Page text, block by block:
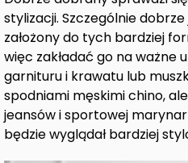
stylizacji. Szczególnie
założony do tych bardziej
więc zakładać go na ważne
garnituru i krawatu lub
spodniami męskimi chino,
jeansów i sportowej
będzie wyglądał bardziej